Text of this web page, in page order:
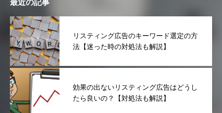
最近の記事
リスティング広告のキーワード選定の方
法【迷った時の対処法も解説】
効果の出ないリスティング広告はどうし
たら良いの？【対処法も解説】